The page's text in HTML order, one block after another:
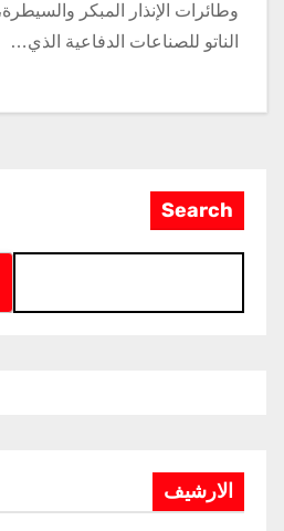
وطائرات الإنذار المبكر
الناتو للصناعات الدفاعية الذي…
Search
الارشيف